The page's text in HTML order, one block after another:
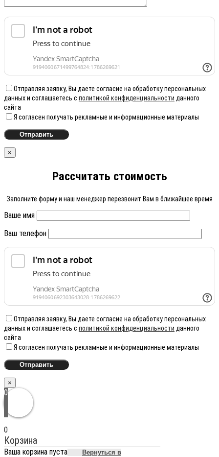
Отправляя заявку, Вы даете согласие на обработку персональных
данных и соглашаетесь с политикой конфиденциальности данного
сайта
Я согласен получать рекламные и информационные материалы
×
Рассчитать стоимость
Заполните форму и наш менеджер перезвонит Вам в ближайшее время
Ваше имя
Ваш телефон
Отправляя заявку, Вы даете согласие на обработку персональных
данных и соглашаетесь с политикой конфиденциальности данного
сайта
Я согласен получать рекламные и информационные материалы
×
0
0
Корзина
Ваша корзина пуста
Вернуться в